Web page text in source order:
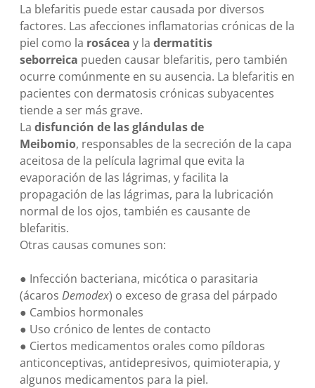
La blefaritis puede estar causada por diversos
factores. Las afecciones inflamatorias crónicas de la
piel como la rosácea y la dermatitis
seborreica pueden causar blefaritis, pero también
ocurre comúnmente en su ausencia. La blefaritis en
pacientes con dermatosis crónicas subyacentes
tiende a ser más grave.
La disfunción de las glándulas de
Meibomio, responsables de la secreción de la capa
aceitosa de la película lagrimal que evita la
evaporación de las lágrimas, y facilita la
propagación de las lágrimas, para la lubricación
normal de los ojos, también es causante de
blefaritis.
Otras causas comunes son:
● Infección bacteriana, micótica o parasitaria
(ácaros Demodex) o exceso de grasa del párpado
● Cambios hormonales
● Uso crónico de lentes de contacto
● Ciertos medicamentos orales como píldoras
anticonceptivas, antidepresivos, quimioterapia, y
algunos medicamentos para la piel.